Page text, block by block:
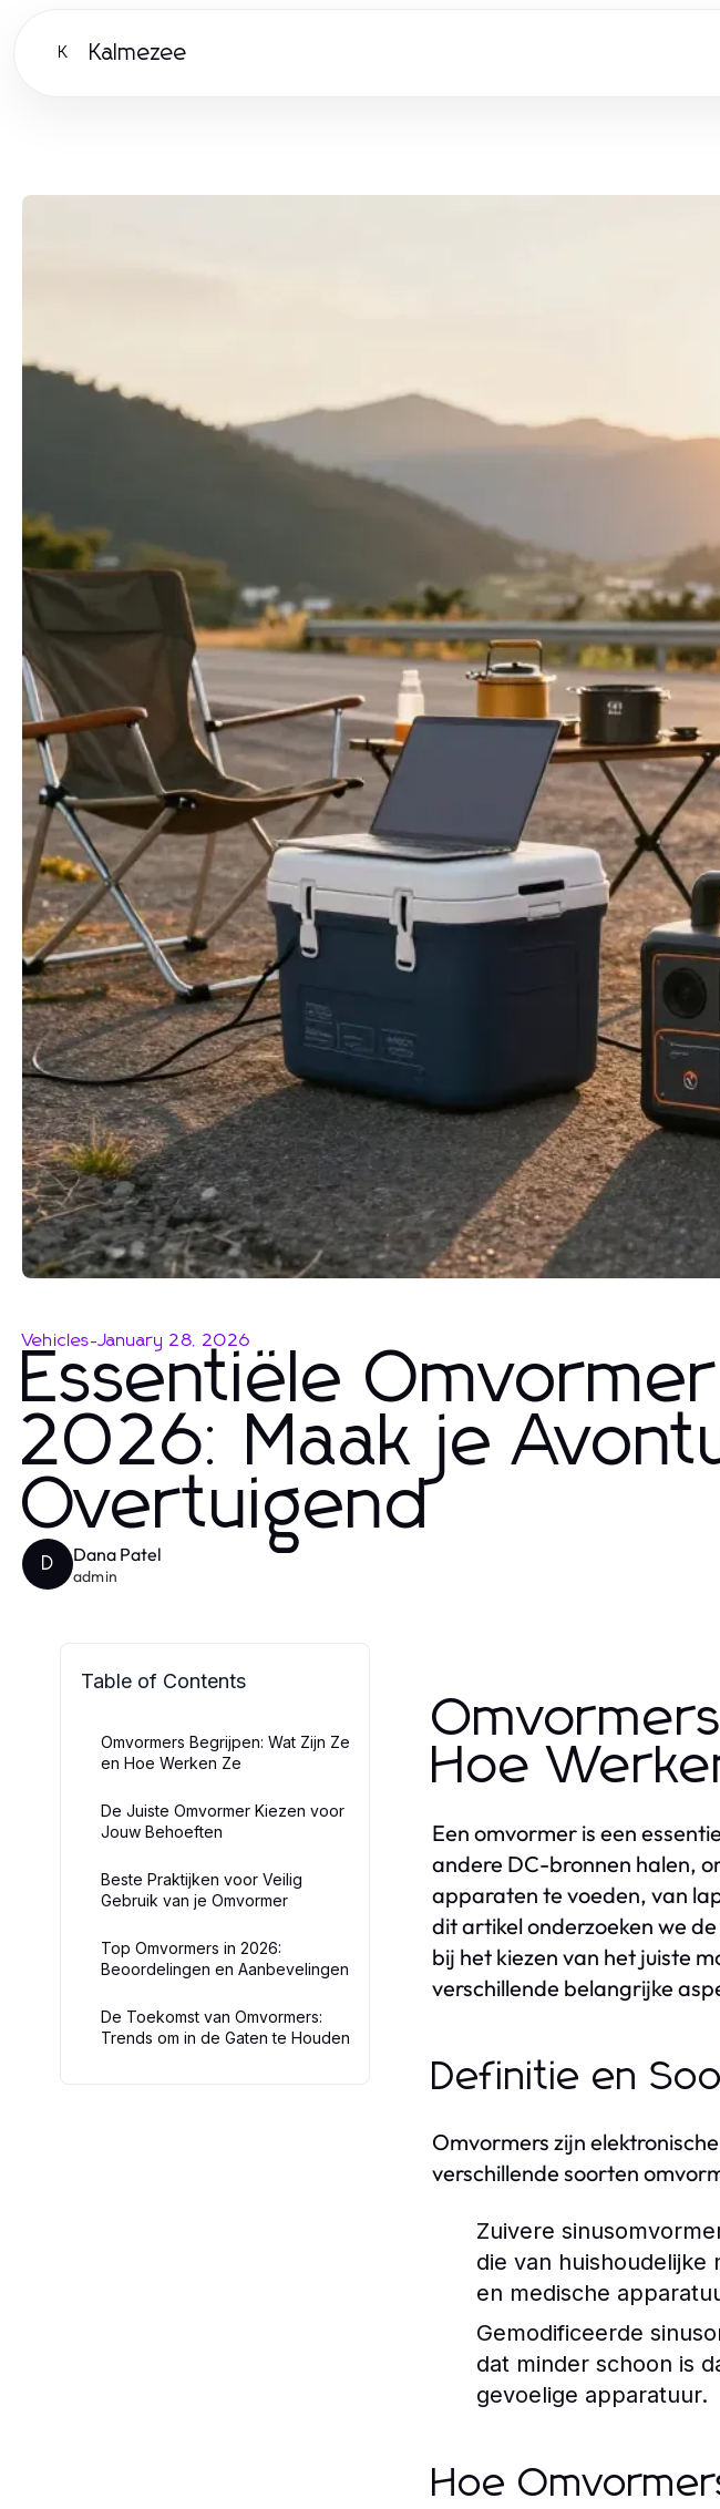
K Kalmezee
Vehicles-January 28, 2026
Essentiële
2026: Maak je
Overtuigend
D Dana Patel
admin
Table of Contents
Omvormers Begrijpen: Wat Zijn Ze
en Hoe Werken Ze
De Juiste Omvormer Kiezen voor
Jouw Behoeften
Beste Praktijken voor Veilig
Gebruik van je Omvormer
Top Omvormers in 2026:
Beoordelingen en Aanbevelingen
De Toekomst van Omvormers:
Trends om in de Gaten te Houden
Hoe
Een omvormer is een
andere DC-bronnen halen,
apparaten te voeden, van
dit artikel onderzoeken we
bij het kiezen van het juiste
verschillende belangrijke
Definitie en
Omvormers zijn
verschillende soorten
Zuivere
die van huishoudelijke
en medische
Gemodificeerde
dat minder schoon is
gevoelige apparatuur.
Hoe